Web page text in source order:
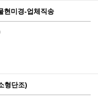
현미경-업체직송
형단조)